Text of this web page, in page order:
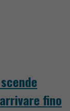
fino